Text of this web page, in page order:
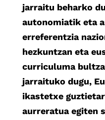
jarraitu beharko
autonomiatik eta
erreferentzia
hezkuntzan eta
curriculuma
jarraituko dugu,
ikastetxe
aurreratua egiten